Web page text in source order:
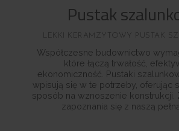
Pustak
LEKKI KERAMZYTOWY PUSTAK
Współczesne budownictwo
które łączą trwałość,
ekonomiczność. Pustaki
wpisują się w te potrzeby, oferując
sposób na wznoszenie konstrukcji.
zapoznania się z naszą